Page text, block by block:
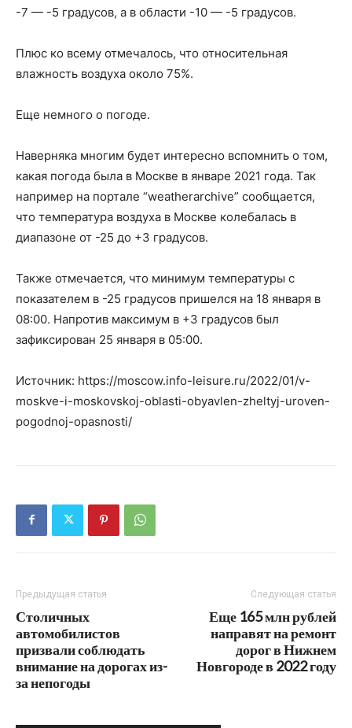
-7 — -5 градусов, а в области -10 — -5 градусов.
Плюс ко всему отмечалось, что относительная
влажность воздуха около 75%.
Еще немного о погоде.
Наверняка многим будет интересно вспомнить о том,
какая погода была в Москве в январе 2021 года. Так
например на портале “weatherarchive” сообщается,
что температура воздуха в Москве колебалась в
диапазоне от -25 до +3 градусов.
Также отмечается, что минимум температуры с
показателем в -25 градусов пришелся на 18 января в
08:00. Напротив максимум в +3 градусов был
зафиксирован 25 января в 05:00.
Источник: https://moscow.info-leisure.ru/2022/01/v-
moskve-i-moskovskoj-oblasti-obyavlen-zheltyj-uroven-
pogodnoj-opasnosti/
Предыдущая статья
Столичных
автомобилистов
призвали соблюдать
внимание на дорогах из-
за непогоды
Следующая статья
Еще 165 млн рублей
направят на ремонт
дорог в Нижнем
Новгороде в 2022 году